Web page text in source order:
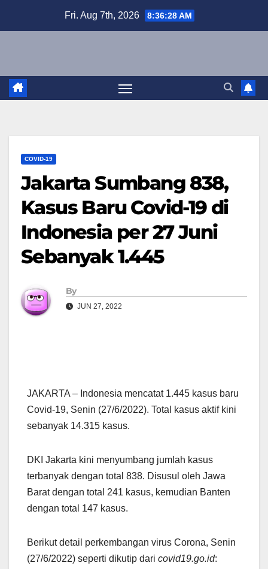
Fri. Aug 7th, 2026 8:36:29 AM
COVID-19
Jakarta Sumbang 838,
Kasus Baru Covid-19 di
Indonesia per 27 Juni
Sebanyak 1.445
By
JUN 27, 2022
JAKARTA – Indonesia mencatat 1.445 kasus baru
Covid-19, Senin (27/6/2022). Total kasus aktif kini
sebanyak 14.315 kasus.
DKI Jakarta kini menyumbang jumlah kasus
terbanyak dengan total 838. Disusul oleh Jawa
Barat dengan total 241 kasus, kemudian Banten
dengan total 147 kasus.
Berikut detail perkembangan virus Corona, Senin
(27/6/2022) seperti dikutip dari covid19.go.id: